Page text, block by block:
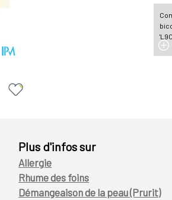
Plus d'infos sur
Allergie
Rhume des foins
Démangeaison de la peau (Prurit)